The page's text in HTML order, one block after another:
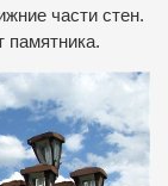
части стен.
памятника.